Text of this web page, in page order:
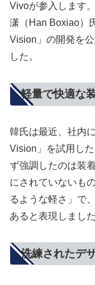
Vivoが参入します
潇（Han Boxiao）
Vision」の開発を
した。
軽量で快適な
韓氏は最近、社内
Vision」を試用し
ず強調したのは装
にされていないも
るような軽さ」で
あると表現しました
洗練されたデ